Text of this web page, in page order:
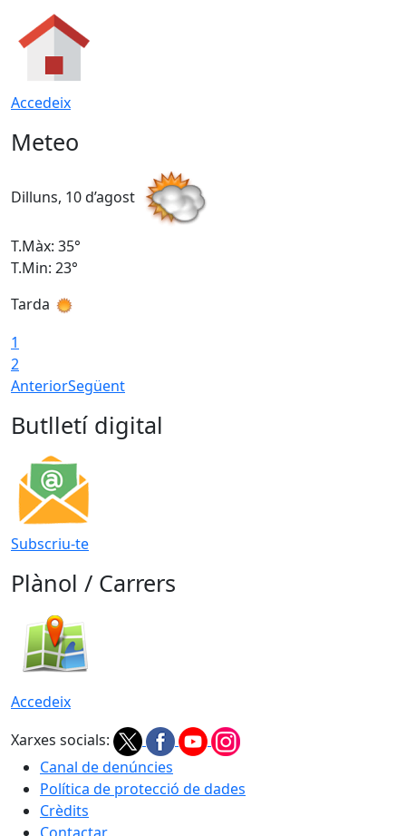
Accedeix
Meteo
Dilluns, 10 d’agost
T.Màx: 35°
T.Min: 23°
Tarda
1
2
AnteriorSegüent
Butlletí digital
Subscriu-te
Plànol / Carrers
Accedeix
Xarxes socials:
Canal de denúncies
Política de protecció de dades
Crèdits